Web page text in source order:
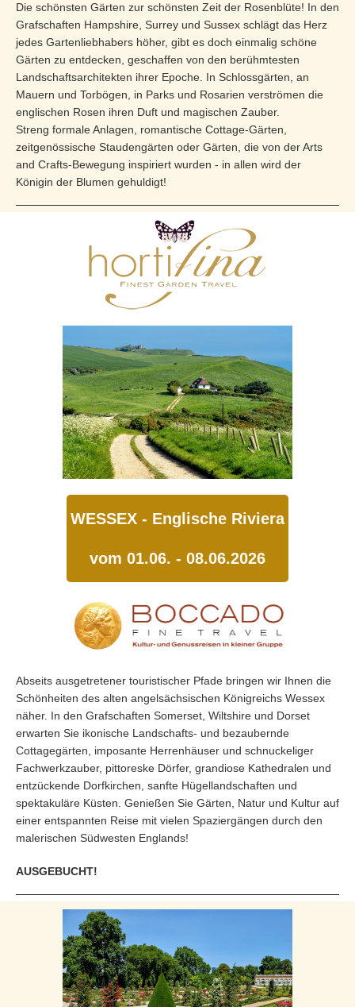
Die schönsten Gärten zur schönsten Zeit der Rosenblüte! In den
Grafschaften Hampshire, Surrey und Sussex schlägt das Herz
jedes Gartenliebhabers höher, gibt es doch einmalig schöne
Gärten zu entdecken, geschaffen von den berühmtesten
Landschaftsarchitekten ihrer Epoche. In Schlossgärten, an
Mauern und Torbögen, in Parks und Rosarien verströmen die
englischen Rosen ihren Duft und magischen Zauber.
Streng formale Anlagen, romantische Cottage-Gärten,
zeitgenössische Staudengärten oder Gärten, die von der Arts
and Crafts-Bewegung inspiriert wurden - in allen wird der
Königin der Blumen gehuldigt!
WESSEX - Englische Riviera
vom 01.06. - 08.06.2026
Abseits ausgetretener touristischer Pfade bringen wir Ihnen die
Schönheiten des alten angelsächsischen Königreichs Wessex
näher. In den Grafschaften Somerset, Wiltshire und Dorset
erwarten Sie ikonische Landschafts- und bezaubernde
Cottagegärten, imposante Herrenhäuser und schnuckeliger
Fachwerkzauber, pittoreske Dörfer, grandiose Kathedralen und
entzückende Dorfkirchen, sanfte Hügellandschaften und
spektakuläre Küsten. Genießen Sie Gärten, Natur und Kultur auf
einer entspannten Reise mit vielen Spaziergängen durch den
malerischen Südwesten Englands!
AUSGEBUCHT!